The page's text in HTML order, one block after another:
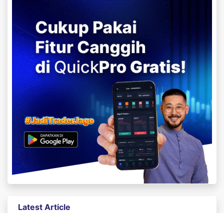
Latest Article